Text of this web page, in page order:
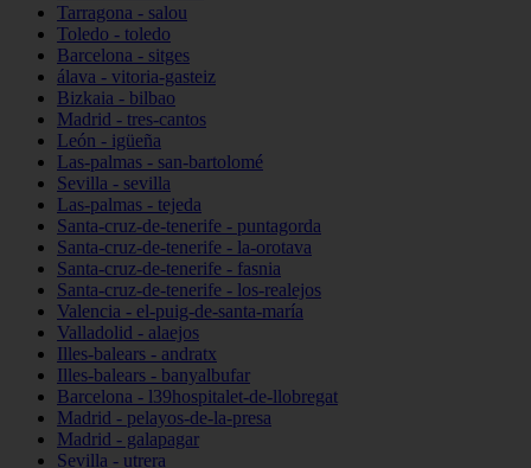
Tarragona - salou
Toledo - toledo
Barcelona - sitges
álava - vitoria-gasteiz
Bizkaia - bilbao
Madrid - tres-cantos
León - igüeña
Las-palmas - san-bartolomé
Sevilla - sevilla
Las-palmas - tejeda
Santa-cruz-de-tenerife - puntagorda
Santa-cruz-de-tenerife - la-orotava
Santa-cruz-de-tenerife - fasnia
Santa-cruz-de-tenerife - los-realejos
Valencia - el-puig-de-santa-maría
Valladolid - alaejos
Illes-balears - andratx
Illes-balears - banyalbufar
Barcelona - l39hospitalet-de-llobregat
Madrid - pelayos-de-la-presa
Madrid - galapagar
Sevilla - utrera